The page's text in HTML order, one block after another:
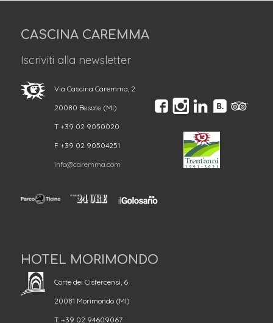
CASCINA CAREMMA
Iscriviti alla newsletter
Via Cascina Caremma, 2
20080 Besate (MI)
T +39 02 9050020
F +39 02 90504251
info@caremma.com
HOTEL MORIMONDO
Corte dei Cistercensi, 6
20081 Morimondo (MI)
T. +39 02 94609067